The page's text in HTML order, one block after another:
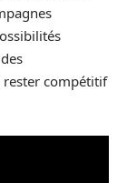
rester compétitif